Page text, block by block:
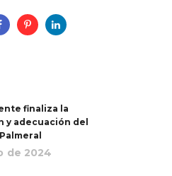
finaliza la
y adecuación del
de 2024